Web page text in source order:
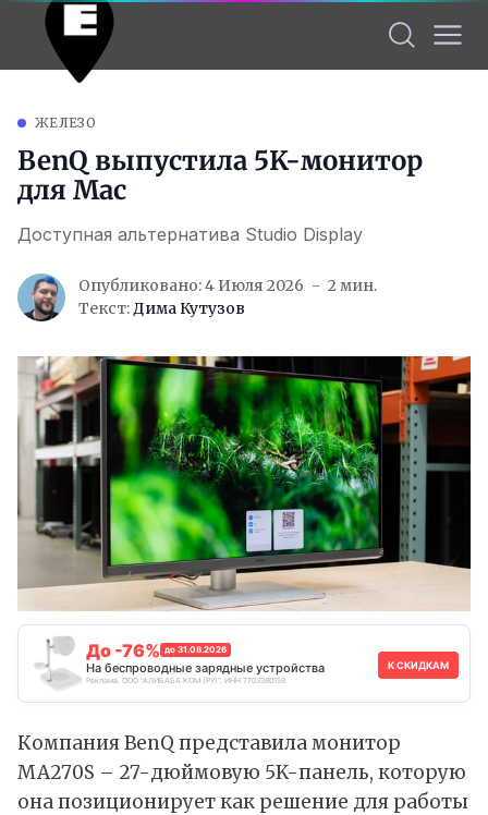
ЖЕЛЕЗО
BenQ выпустила 5K-монитор
для Mac
Доступная альтернатива Studio Display
Опубликовано: 4 Июля 2026
2 мин.
Текст:Дима Кутузов
До -76% до 31.08.2026
На беспроводные зарядные устройства
Реклама. ООО "АЛИБАБА.КОМ (РУ)", ИНН 7703380158
К СКИДКАМ
Компания BenQ представила монитор
MA270S – 27-дюймовую 5K-панель, которую
она позиционирует как решение для работы